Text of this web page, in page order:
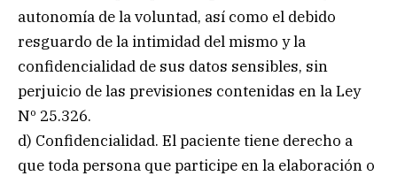
autonomía de la voluntad, así como el debido
resguardo de la intimidad del mismo y la
confidencialidad de sus datos sensibles, sin
perjuicio de las previsiones contenidas en la Ley
Nº 25.326.
d) Confidencialidad. El paciente tiene derecho a
que toda persona que participe en la elaboración o